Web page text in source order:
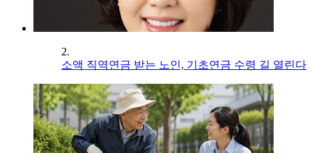
2.
소액 직역연금 받는 노인, 기초연금 수령 길 열린다